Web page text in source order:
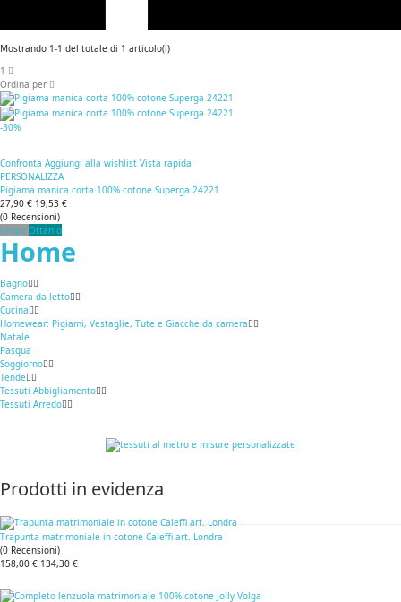
Mostrando 1-1 del totale di 1 articolo(i)
1
Ordina per
-30%
Confronta Aggiungi alla wishlist Vista rapida
PERSONALIZZA
Pigiama manica corta 100% cotone Superga 24221
27,90 € 19,53 €
(0 Recensioni)
Grigio Ottanio
Home
Bagno
Camera da letto
Cucina
Homewear: Pigiami, Vestaglie, Tute e Giacche da camera
Natale
Pasqua
Soggiorno
Tende
Tessuti Abbigliamento
Tessuti Arredo
Prodotti in evidenza
Trapunta matrimoniale in cotone Caleffi art. Londra
(0 Recensioni)
158,00 € 134,30 €